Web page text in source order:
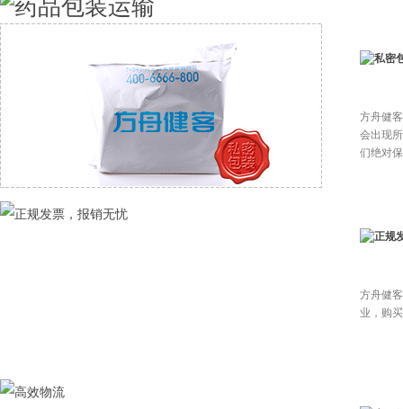
方舟健
会出现
们绝对
方舟健
业，购